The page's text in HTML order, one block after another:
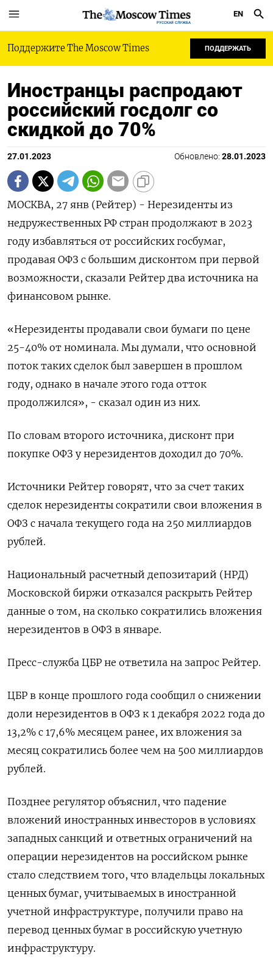
РУССКАЯ СЛУЖБА
EN
Поддержите The Moscow Times ПОДДЕРЖАТЬ
Иностранцы распродают
российский госдолг со
скидкой до 70%
27.01.2023 Обновлено: 28.01.2023
МОСКВА, 27 янв (Рейтер) - Нерезиденты из
недружественных РФ стран продолжают в 2023
году избавляться от российских госбумаг,
продавая ОФЗ с большим дисконтом при первой
возможности, сказали Рейтер два источника на
финансовом рынке.
«Нерезиденты продавали свои бумаги по цене
25-40% от номинала. Мы думали, что основной
поток таких сделок был завершен в прошлом
году, однако в начале этого года отток
продолжился», - сказал один из них.
По словам второго источника, дисконт при
покупке ОФЗ у нерезидентов доходил до 70%.
Источники Рейтер говорят, что за счет таких
сделок нерезиденты сократили свои вложения в
ОФЗ с начала текущего года на 250 миллиардов
рублей.
Национальный расчетный депозитарий (НРД)
Московской биржи отказался раскрыть Рейтер
данные о том, на сколько сократились вложения
нерезидентов в ОФЗ в январе.
Пресс-служба ЦБР не ответила на запрос Рейтер.
ЦБР в конце прошлого года сообщил о снижении
доли нерезидентов в ОФЗ к 1 декабря 2022 года до
13,2% с 17,6% месяцем ранее, их вложения за
месяц сократились более чем на 500 миллиардов
рублей.
Позднее регулятор объяснил, что падение
вложений иностранных инвесторов в условиях
западных санкций и ответных ограничений на
операции нерезидентов на российском рынке
стало следствием того, что владельцы локальных
ценных бумаг, учитываемых в иностранной
учетной инфраструктуре, получили право на
перевод ценных бумаг в российскую учетную
инфраструктуру.